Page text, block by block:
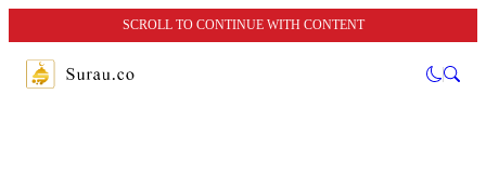
SCROLL TO CONTINUE WITH CONTENT